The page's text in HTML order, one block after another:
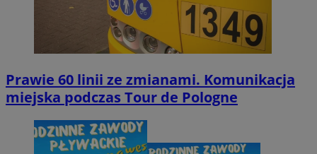
Prawie 60 linii ze zmianami. Komunikacja
miejska podczas Tour de Pologne